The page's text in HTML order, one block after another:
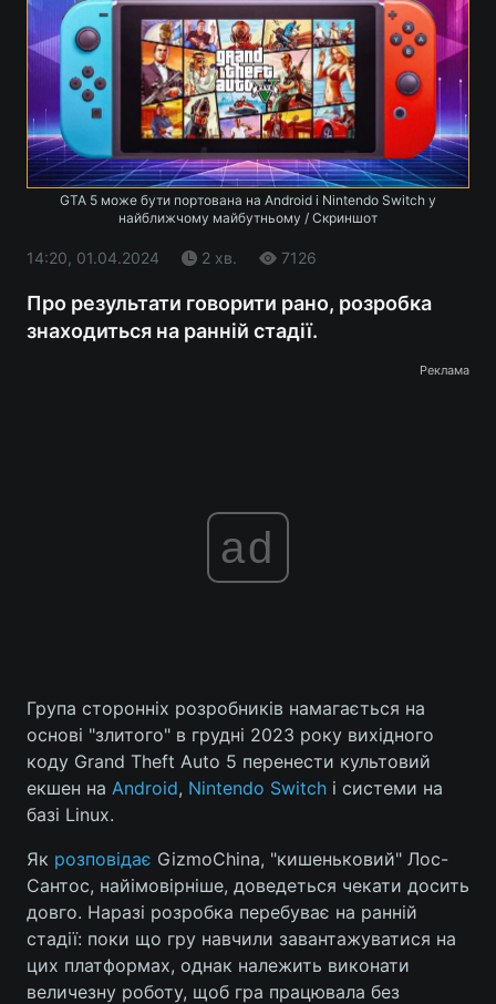
GTA 5 може бути портована на Android і Nintendo Switch у
найближчому майбутньому / Скриншот
14:20, 01.04.2024 2 хв. 7126
Про результати говорити рано, розробка
знаходиться на ранній стадії.
Реклама
ad
Група сторонніх розробників намагається на
основі "злитого" в грудні 2023 року вихідного
коду Grand Theft Auto 5 перенести культовий
екшен на Android, Nintendo Switch і системи на
базі Linux.
Як розповідає GizmoChina, "кишеньковий" Лос-
Сантос, найімовірніше, доведеться чекати досить
довго. Наразі розробка перебуває на ранній
стадії: поки що гру навчили завантажуватися на
цих платформах, однак належить виконати
величезну роботу, щоб гра працювала без